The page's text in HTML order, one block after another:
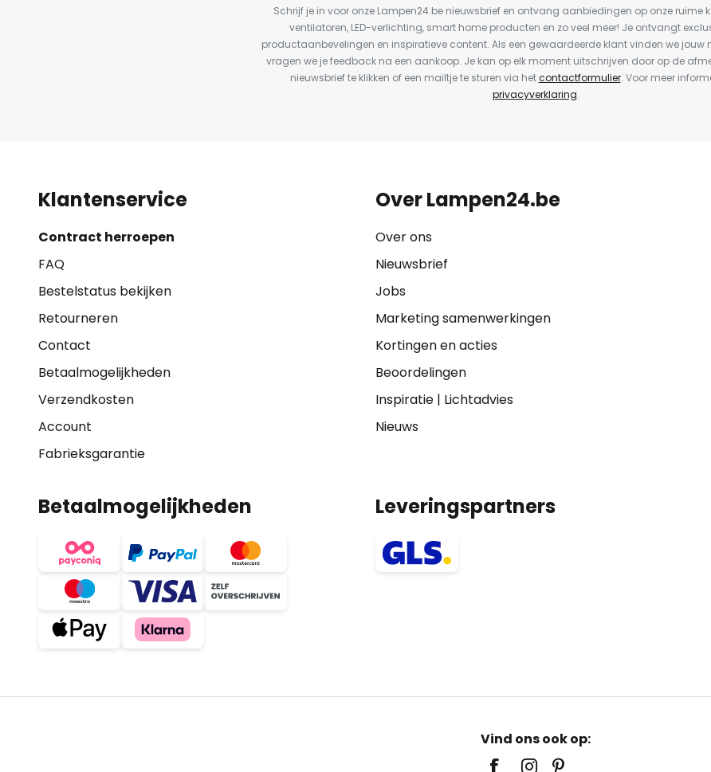
Schrijf je in voor onze Lampen24.be nieuwsbrief en ontvang aanbiedingen op onze ruime
ventilatoren, LED-verlichting, smart home producten en zo veel meer! Je ontvangt
productaanbevelingen en inspiratieve content. Als een gewaardeerde klant vinden we jouw
vragen we je feedback na een aankoop. Je kan op elk moment uitschrijven door op de
nieuwsbrief te klikken of een mailtje te sturen via hetcontactformulier. Voor meer
privacyverklaring.
Klantenservice
Contract herroepen
FAQ
Bestelstatus bekijken
Retourneren
Contact
Betaalmogelijkheden
Verzendkosten
Account
Fabrieksgarantie
Over Lampen24.be
Over ons
Nieuwsbrief
Jobs
Marketing samenwerkingen
Kortingen en acties
Beoordelingen
Inspiratie| Lichtadvies
Nieuws
Betaalmogelijkheden Leveringspartners
Vind ons ook op: